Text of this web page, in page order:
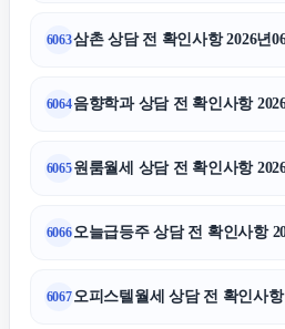
6063삼촌 상담 전 확인사항 2026년
6064음향학과 상담 전 확인사항
6065원룸월세 상담 전 확인사항
6066오늘급등주 상담 전 확인사항
6067오피스텔월세 상담 전 확인사항